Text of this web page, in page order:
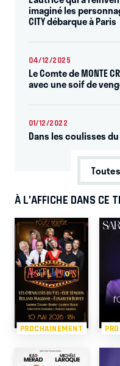
imaginé les
CITY débarque à Paris
04/12/2025
Le Comte de MONTE
avec une soif de
01/12/2022
Dans les coulisses du
À L’AFFICHE DANS CE
PROCHAINEMENT